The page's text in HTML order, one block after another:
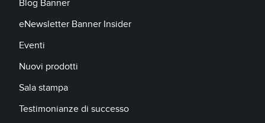
Blog Banner
eNewsletter Banner Insider
Eventi
Nuovi prodotti
Sala stampa
Testimonianze di successo